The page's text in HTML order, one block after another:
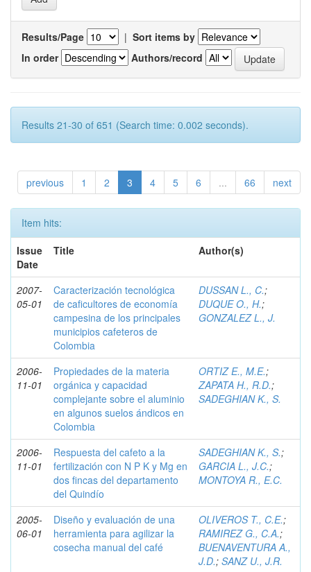
Results/Page | Sort items by
In order
Authors/record
Results 21-30 of 651 (Search time: 0.002 seconds).
previous 1 2 3 4 5 6 ... 66 next
Item hits:
Issue
Date
Title Author(s)
2007-
05-01
Caracterización tecnológica
de caficultores de economía
campesina de los principales
municipios cafeteros de
Colombia
DUSSAN L., C.;
DUQUE O., H.;
GONZALEZ L., J.
2006-
11-01
Propiedades de la materia
orgánica y capacidad
complejante sobre el aluminio
en algunos suelos ándicos en
Colombia
ORTIZ E., M.E.;
ZAPATA H., R.D.;
SADEGHIAN K., S.
2006-
11-01
Respuesta del cafeto a la
fertilización con N P K y Mg en
dos fincas del departamento
del Quindío
SADEGHIAN K., S.;
GARCIA L., J.C.;
MONTOYA R., E.C.
2005-
06-01
Diseño y evaluación de una
herramienta para agilizar la
cosecha manual del café
OLIVEROS T., C.E.;
RAMIREZ G., C.A.;
BUENAVENTURA A.,
J.D.; SANZ U., J.R.